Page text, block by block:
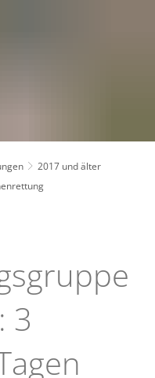
2017 und älter
3